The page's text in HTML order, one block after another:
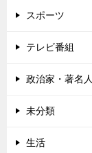
スポーツ
テレビ番組
政治家・著名人
未分類
生活